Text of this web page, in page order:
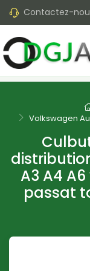
Contactez-
Volkswagen
A3 A4
passat